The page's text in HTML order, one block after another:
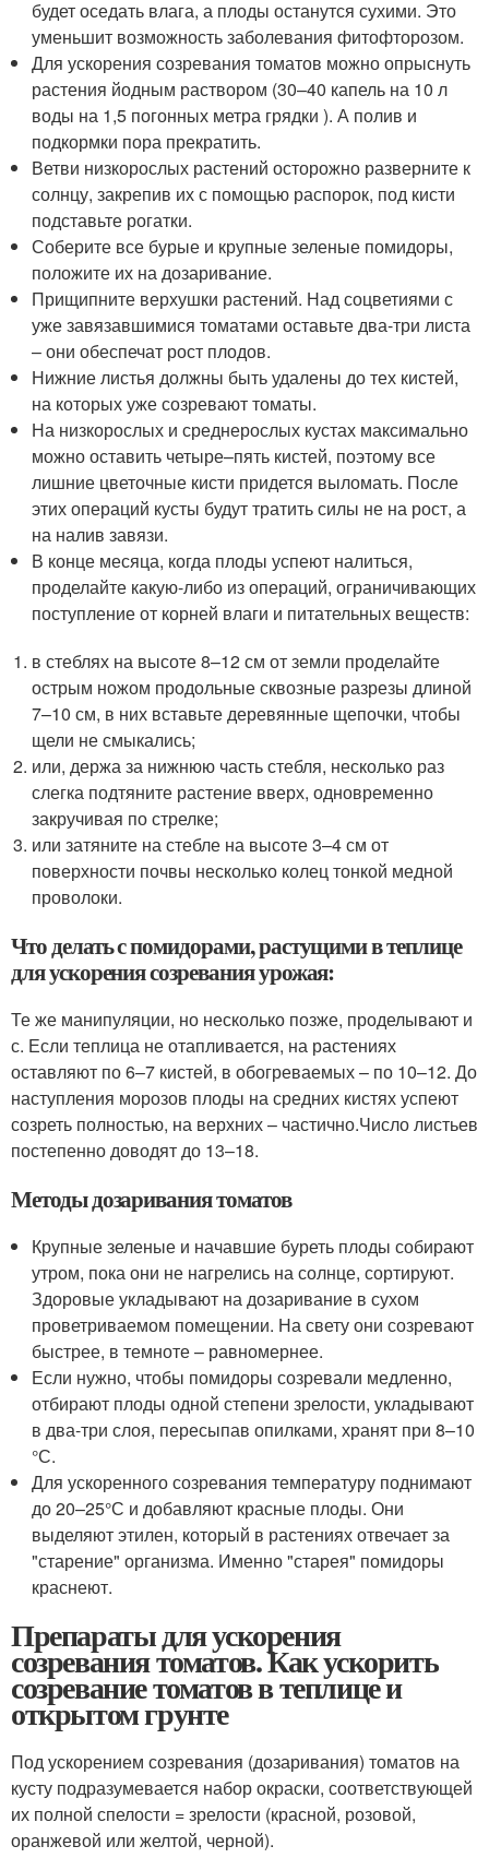
будет оседать влага, а плоды останутся сухими. Это
уменьшит возможность заболевания фитофторозом.
Для ускорения созревания томатов можно опрыснуть
растения йодным раствором (30–40 капель на 10 л
воды на 1,5 погонных метра грядки ). А полив и
подкормки пора прекратить.
Ветви низкорослых растений осторожно разверните к
солнцу, закрепив их с помощью распорок, под кисти
подставьте рогатки.
Соберите все бурые и крупные зеленые помидоры,
положите их на дозаривание.
Прищипните верхушки растений. Над соцветиями с
уже завязавшимися томатами оставьте два-три листа
– они обеспечат рост плодов.
Нижние листья должны быть удалены до тех кистей,
на которых уже созревают томаты.
На низкорослых и среднерослых кустах максимально
можно оставить четыре–пять кистей, поэтому все
лишние цветочные кисти придется выломать. После
этих операций кусты будут тратить силы не на рост, а
на налив завязи.
В конце месяца, когда плоды успеют налиться,
проделайте какую-либо из операций, ограничивающих
поступление от корней влаги и питательных веществ:
в стеблях на высоте 8–12 см от земли проделайте
острым ножом продольные сквозные разрезы длиной
7–10 см, в них вставьте деревянные щепочки, чтобы
щели не смыкались;
или, держа за нижнюю часть стебля, несколько раз
слегка подтяните растение вверх, одновременно
закручивая по стрелке;
или затяните на стебле на высоте 3–4 см от
поверхности почвы несколько колец тонкой медной
проволоки.
Что делать с помидорами, растущими в теплице
для ускорения созревания урожая:
Те же манипуляции, но несколько позже, проделывают и
с. Если теплица не отапливается, на растениях
оставляют по 6–7 кистей, в обогреваемых – по 10–12. До
наступления морозов плоды на средних кистях успеют
созреть полностью, на верхних – частично.Число листьев
постепенно доводят до 13–18.
Методы дозаривания томатов
Крупные зеленые и начавшие буреть плоды собирают
утром, пока они не нагрелись на солнце, сортируют.
Здоровые укладывают на дозаривание в сухом
проветриваемом помещении. На свету они созревают
быстрее, в темноте – равномернее.
Если нужно, чтобы помидоры созревали медленно,
отбирают плоды одной степени зрелости, укладывают
в два-три слоя, пересыпав опилками, хранят при 8–10
°С.
Для ускоренного созревания температуру поднимают
до 20–25°С и добавляют красные плоды. Они
выделяют этилен, который в растениях отвечает за
"старение" организма. Именно "старея" помидоры
краснеют.
Препараты для ускорения
созревания томатов. Как ускорить
созревание томатов в теплице и
открытом грунте
Под ускорением созревания (дозаривания) томатов на
кусту подразумевается набор окраски, соответствующей
их полной спелости = зрелости (красной, розовой,
оранжевой или желтой, черной).